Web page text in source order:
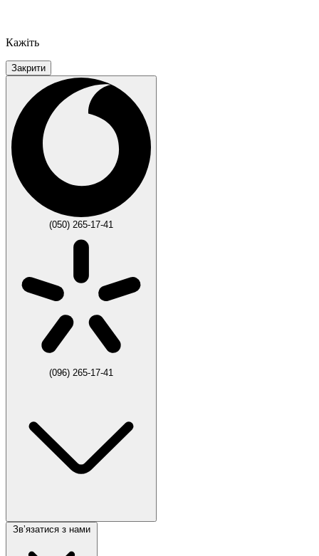
Кажіть
Закрити
(050) 265-17-41
(096) 265-17-41
Звʼязатися з нами